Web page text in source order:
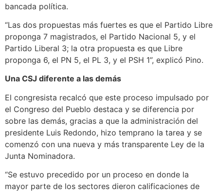
bancada política.
“Las dos propuestas más fuertes es que el Partido Libre
proponga 7 magistrados, el Partido Nacional 5, y el
Partido Liberal 3; la otra propuesta es que Libre
proponga 6, el PN 5, el PL 3, y el PSH 1”, explicó Pino.
Una CSJ diferente a las demás
El congresista recalcó que este proceso impulsado por
el Congreso del Pueblo destaca y se diferencia por
sobre las demás, gracias a que la administración del
presidente Luis Redondo, hizo temprano la tarea y se
comenzó con una nueva y más transparente Ley de la
Junta Nominadora.
“Se estuvo precedido por un proceso en donde la
mayor parte de los sectores dieron calificaciones de